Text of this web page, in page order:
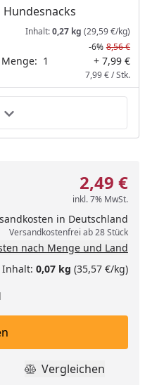
Hundesnacks
Inhalt:0,27 kg (29,59 €/kg)
-6% 8,56 €
1 + 7,99 €
7,99 € / Stk.
2,49 €
inkl. 7% MwSt.
in Deutschland
Versandkostenfrei ab 28 Stück
nach Menge und Land
Inhalt: 0,07 kg (35,57 €/kg)
legen
Produkt
Vergleichen